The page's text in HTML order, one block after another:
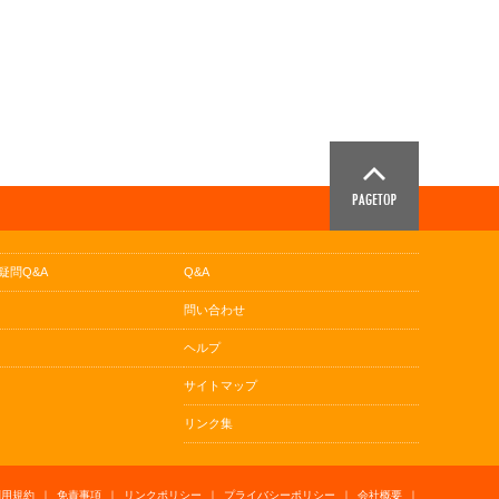
問Q&A Q&A
問い合わせ
ヘルプ
サイトマップ
リンク集
規約 ｜ 免責事項 ｜ リンクポリシー ｜ プライバシーポリシー ｜ 会社概要 ｜